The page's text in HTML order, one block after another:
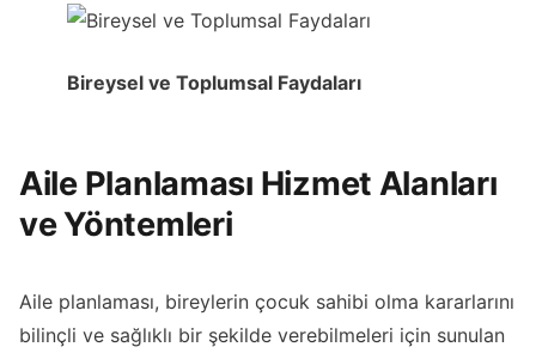
Bireysel ve Toplumsal Faydaları
Aile Planlaması Hizmet Alanları
ve Yöntemleri
Aile planlaması, bireylerin çocuk sahibi olma kararlarını
bilinçli ve sağlıklı bir şekilde verebilmeleri için sunulan